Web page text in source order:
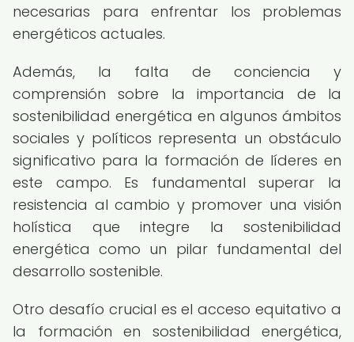
necesarias para enfrentar los problemas
energéticos actuales.
Además, la falta de conciencia y
comprensión sobre la importancia de la
sostenibilidad energética en algunos ámbitos
sociales y políticos representa un obstáculo
significativo para la formación de líderes en
este campo. Es fundamental superar la
resistencia al cambio y promover una visión
holística que integre la sostenibilidad
energética como un pilar fundamental del
desarrollo sostenible.
Otro desafío crucial es el acceso equitativo a
la formación en sostenibilidad energética,